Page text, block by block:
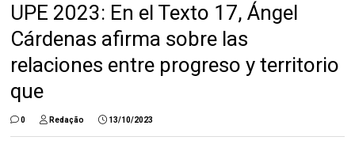
UPE 2023: En el Texto 17, Ángel
Cárdenas afirma sobre las
relaciones entre progreso y territorio
que
0 Redação 13/10/2023